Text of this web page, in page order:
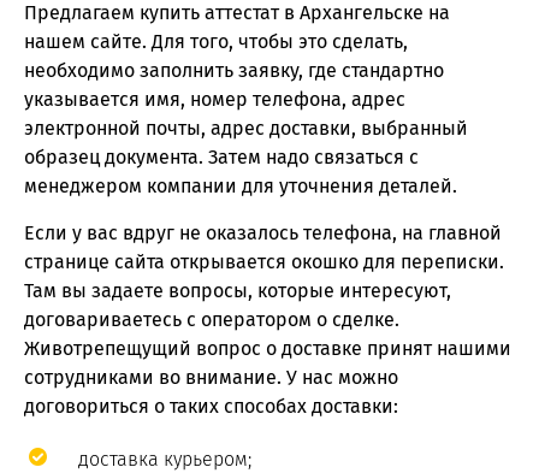
Предлагаем купить аттестат в Архангельске на
нашем сайте. Для того, чтобы это сделать,
необходимо заполнить заявку, где стандартно
указывается имя, номер телефона, адрес
электронной почты, адрес доставки, выбранный
образец документа. Затем надо связаться с
менеджером компании для уточнения деталей.
Если у вас вдруг не оказалось телефона, на главной
странице сайта открывается окошко для переписки.
Там вы задаете вопросы, которые интересуют,
договариваетесь с оператором о сделке.
Животрепещущий вопрос о доставке принят нашими
сотрудниками во внимание. У нас можно
договориться о таких способах доставки:
доставка курьером;